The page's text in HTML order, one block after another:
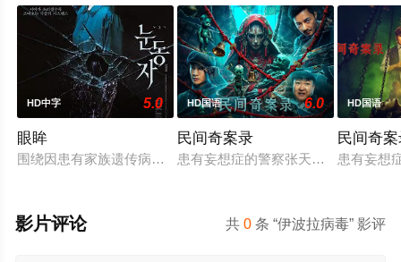
HD中字 5.0
眼眸
围绕因患有家族遗传病而导致视力逐渐丧失的摄影师瑞真展开
HD国语 6.0
民间奇案录
患有妄想症的警察张天盛遇上一起离
HD国语
民间奇
患有妄想
共0 条 “伊波拉病毒” 影评
影片评论